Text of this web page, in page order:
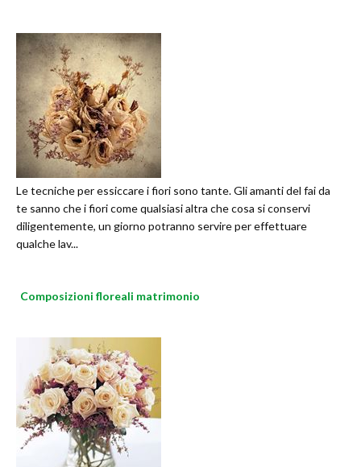
Le tecniche per essiccare i fiori sono tante. Gli amanti del fai da
te sanno che i fiori come qualsiasi altra che cosa si conservi
diligentemente, un giorno potranno servire per effettuare
qualche lav...
Composizioni floreali matrimonio